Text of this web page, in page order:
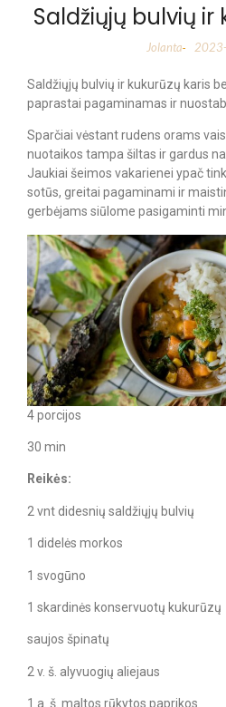
Saldžiųjų bulvių ir
Jolanta-
Saldžiųjų bulvių ir kukurūzų karis
paprastai pagaminamas ir
Sparčiai vėstant rudens orams
nuotaikos tampa šiltas ir gardus
Jaukiai šeimos vakarienei ypač
sotūs, greitai pagaminami ir
gerbėjams siūlome pasigaminti
4 porcijos
30 min
Reikės:
2 vnt didesnių saldžiųjų bulvių
1 didelės morkos
1 svogūno
1 skardinės konservuotų kukurūzų
saujos špinatų
2 v. š. alyvuogių aliejaus
1 a. š. maltos rūkytos paprikos